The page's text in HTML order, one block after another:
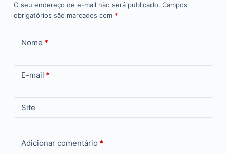
O seu endereço de e-mail não será publicado. Campos
obrigatórios são marcados com *
Nome *
E-mail *
Site
Adicionar comentário *